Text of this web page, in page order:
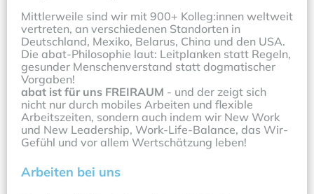
Mittlerweile sind wir mit 900+ Kolleg:innen weltweit
vertreten, an verschiedenen Standorten in
Deutschland, Mexiko, Belarus, China und den USA.
Die abat-Philosophie laut: Leitplanken statt Regeln,
gesunder Menschenverstand statt dogmatischer
Vorgaben!
abat ist für uns FREIRAUM - und der zeigt sich
nicht nur durch mobiles Arbeiten und flexible
Arbeitszeiten, sondern auch indem wir New Work
und New Leadership, Work-Life-Balance, das Wir-
Gefühl und vor allem Wertschätzung leben!
Arbeiten bei uns